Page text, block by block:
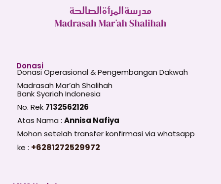
Donasi
Donasi Operasional & Pengembangan Dakwah
Madrasah Mar’ah Shalihah
Bank Syariah Indonesia
No. Rek 7132562126
Atas Nama : Annisa Nafiya
Mohon setelah transfer konfirmasi via whatsapp
ke : +6281272529972